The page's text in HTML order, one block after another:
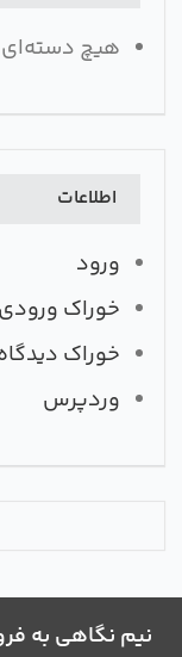
هیچ دسته‌ای
اطلاعات
ورود
خوراک
خوراک
وردپرس
نیم نگاهی به